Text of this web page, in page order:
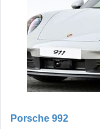
Porsche 992